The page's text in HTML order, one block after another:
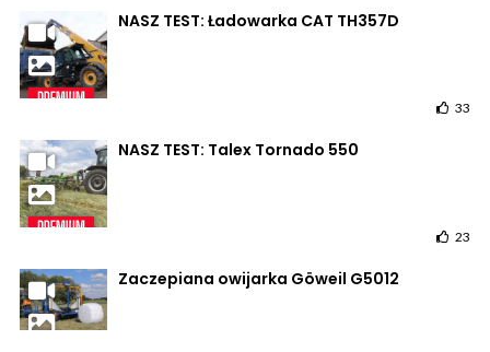
NASZ TEST: Ładowarka CAT TH357D
33
NASZ TEST: Talex Tornado 550
23
Zaczepiana owijarka Göweil G5012